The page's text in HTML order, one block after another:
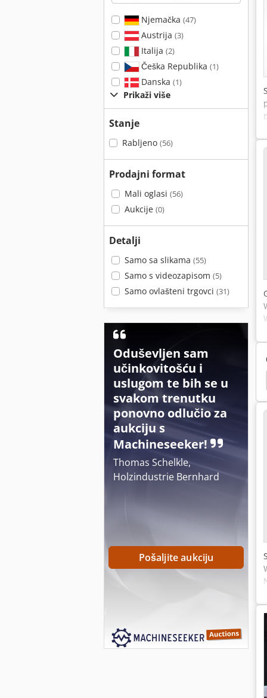
Njemačka (47)
Austrija (3)
Italija (2)
Češka Republika (1)
Danska (1)
Prikaži više
Stanje
Rabljeno (56)
Prodajni format
Mali oglasi (56)
Aukcije (0)
Detalji
Samo sa slikama (55)
Samo s videozapisom (5)
Samo ovlašteni trgovci (31)
Oduševljen sam
učinkovitošću i
uslugom te bih se u
svakom trenutku
ponovno odlučio za
aukciju s
Machineseeker!
Thomas Schelkle,
Holzindustrie Bernhard
Pošaljite aukciju
& Sharpe Koordinatni Mjerni Stroj Mjerni Stroj